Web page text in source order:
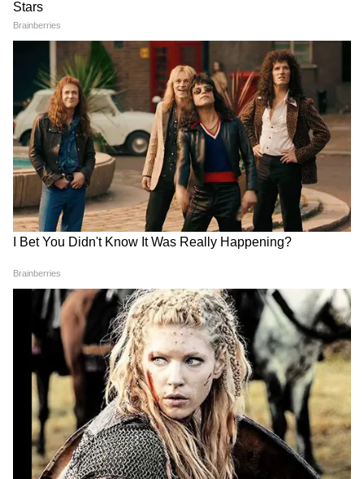
पकड़ बनाए रखी है। फिल्म घरेलू और विदेशी दोनों बाजारों
में लगातार कमाई कर रही है। अब सभी की नजर इस बात
पर है कि आने वाले दिनों में यह 100 करोड़ नेट क्लब में
कब तक पहुंचती है और क्या 2026 की सबसे ज्यादा
कमाई करने वाली फिल्मों की सूची में अपनी स्थिति मजबूत
कर पाती है।